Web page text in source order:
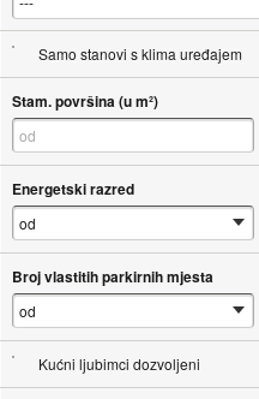
Samo stanovi s klima uređajem
Stam. površina (u m²)
Energetski razred
Broj vlastitih parkirnih mjesta
Kućni ljubimci dozvoljeni